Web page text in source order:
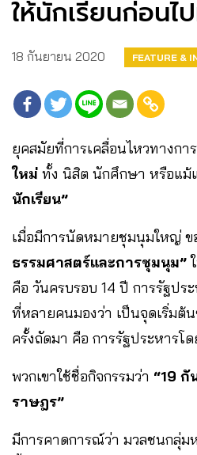
ให้นักเรียนก่อนไ
18 กันยายน 2020 FEATURE &
ยุคสมัยที่การเคลื่อนไหวทางกา
ใหม่ ทั้ง นิสิต นักศึกษา หรือแม้
นักเรียน”
เมื่อมีการนัดหมายชุมนุมใหญ่ ข
ธรรมศาสตร์และการชุมนุม”
คือ วันครบรอบ 14 ปี การรัฐปร
ที่หลายคนมองว่า เป็นจุดเริ่มต้น
ครั้งถัดมา คือ การรัฐประหารโ
พวกเขาใช้ชื่อกิจกรรมว่า “19
ราษฎร”
มีการคาดการณ์ว่า มวลชนกลุ่ม